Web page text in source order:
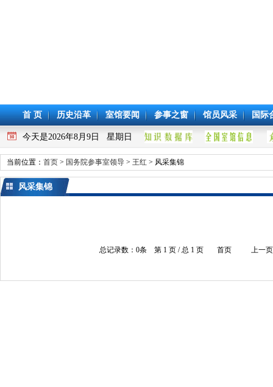
首 页 历史沿革 室馆要闻 参事之窗 馆员风采 国际
今天是2026年8月9日 星期日
当前位置： 首页 > 国务院参事室领导 > 王红 > 风采集锦
风采集锦
总记录数： 0条 第 1页 / 总 1页 首页 上一页